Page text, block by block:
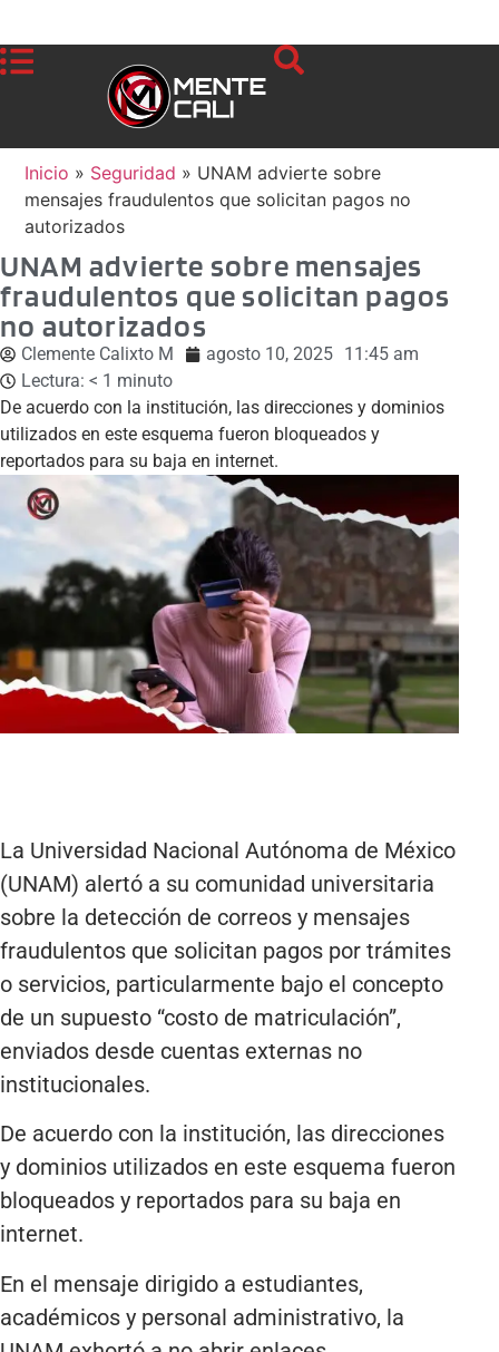
Inicio » Seguridad » UNAM advierte sobre
mensajes fraudulentos que solicitan pagos no
autorizados
UNAM advierte sobre mensajes
fraudulentos que solicitan pagos
no autorizados
Clemente Calixto M agosto 10, 2025 11:45 am
Lectura: < 1 minuto
De acuerdo con la institución, las direcciones y dominios
utilizados en este esquema fueron bloqueados y
reportados para su baja en internet.
La Universidad Nacional Autónoma de México
(UNAM) alertó a su comunidad universitaria
sobre la detección de correos y mensajes
fraudulentos que solicitan pagos por trámites
o servicios, particularmente bajo el concepto
de un supuesto “costo de matriculación”,
enviados desde cuentas externas no
institucionales.
De acuerdo con la institución, las direcciones
y dominios utilizados en este esquema fueron
bloqueados y reportados para su baja en
internet.
En el mensaje dirigido a estudiantes,
académicos y personal administrativo, la